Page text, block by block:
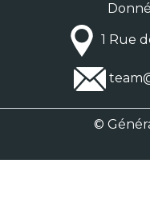
1 Rue
©